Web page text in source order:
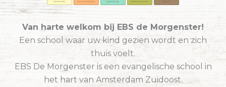
Van harte welkom bij EBS de Morgenster!
Een school waar uw kind gezien wordt en zich
thuis voelt.
EBS De Morgenster is een evangelische school in
het hart van Amsterdam Zuidoost.